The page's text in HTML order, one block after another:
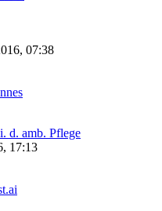
07:38
d. amb. Pflege
17:13